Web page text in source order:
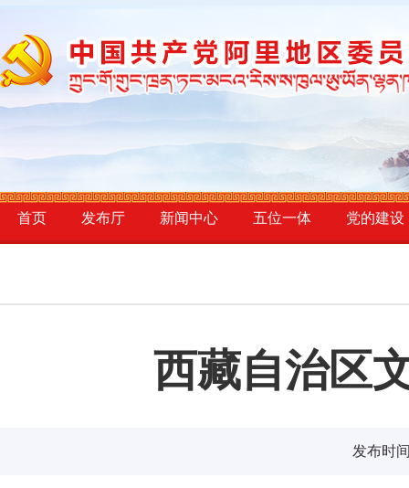
首页 发布厅 新闻中心 五位一体 党的建设
西藏自治区
发布时